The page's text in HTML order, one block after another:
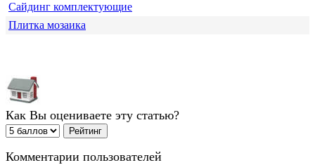
Сайдинг комплектующие
Плитка мозаика
Как Вы оцениваете эту статью?
Комментарии пользователей